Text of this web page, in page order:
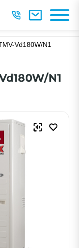
Vd180W/N1
N1